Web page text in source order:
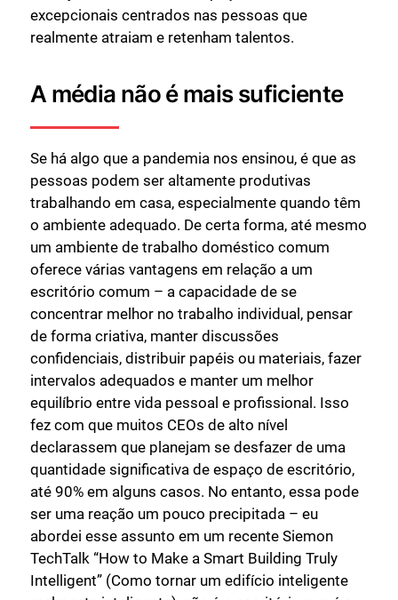
excepcionais centrados nas pessoas que
realmente atraiam e retenham talentos.
A média não é mais suficiente
Se há algo que a pandemia nos ensinou, é que as
pessoas podem ser altamente produtivas
trabalhando em casa, especialmente quando têm
o ambiente adequado. De certa forma, até mesmo
um ambiente de trabalho doméstico comum
oferece várias vantagens em relação a um
escritório comum – a capacidade de se
concentrar melhor no trabalho individual, pensar
de forma criativa, manter discussões
confidenciais, distribuir papéis ou materiais, fazer
intervalos adequados e manter um melhor
equilíbrio entre vida pessoal e profissional. Isso
fez com que muitos CEOs de alto nível
declarassem que planejam se desfazer de uma
quantidade significativa de espaço de escritório,
até 90% em alguns casos. No entanto, essa pode
ser uma reação um pouco precipitada – eu
abordei esse assunto em um recente Siemon
TechTalk “How to Make a Smart Building Truly
Intelligent” (Como tornar um edifício inteligente